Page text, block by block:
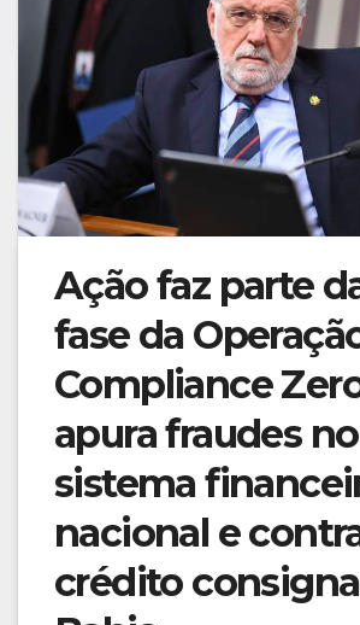
Ação faz parte
fase da
Compliance
apura fraudes no
sistema
nacional e
crédito